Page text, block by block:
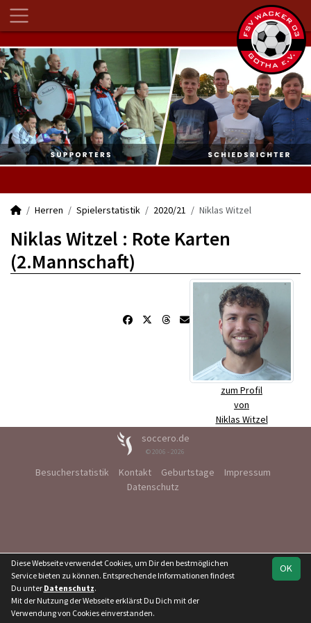
Herren Spielerstatistik 2020/21 Niklas Witzel
Niklas Witzel : Rote Karten
(2.Mannschaft)
zum Profil
von
Niklas Witzel
soccero.de
© 2006 - 2026
Besucherstatistik Kontakt Geburtstage
Impressum
Datenschutz
OK
Diese Webseite verwendet Cookies, um Dir den bestmöglichen
Service bieten zu können. Entsprechende Informationen findest
Du unter Datenschutz.
Mit der Nutzung der Webseite erklärst Du Dich mit der
Verwendung von Cookies einverstanden.